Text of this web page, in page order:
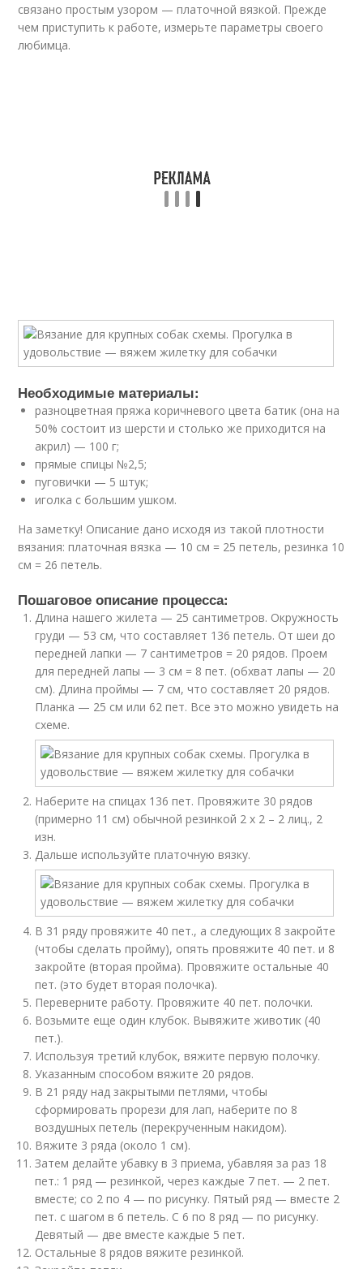
связано простым узором — платочной вязкой. Прежде
чем приступить к работе, измерьте параметры своего
любимца.
Необходимые материалы:
разноцветная пряжа коричневого цвета батик (она на
50% состоит из шерсти и столько же приходится на
акрил) — 100 г;
прямые спицы №2,5;
пуговички — 5 штук;
иголка с большим ушком.
На заметку! Описание дано исходя из такой плотности
вязания: платочная вязка — 10 см = 25 петель, резинка 10
см = 26 петель.
Пошаговое описание процесса:
Длина нашего жилета — 25 сантиметров. Окружность
груди — 53 см, что составляет 136 петель. От шеи до
передней лапки — 7 сантиметров = 20 рядов. Проем
для передней лапы — 3 см = 8 пет. (обхват лапы — 20
см). Длина проймы — 7 см, что составляет 20 рядов.
Планка — 25 см или 62 пет. Все это можно увидеть на
схеме.
Наберите на спицах 136 пет. Провяжите 30 рядов
(примерно 11 см) обычной резинкой 2 х 2 – 2 лиц., 2
изн.
Дальше используйте платочную вязку.
В 31 ряду провяжите 40 пет., а следующих 8 закройте
(чтобы сделать пройму), опять провяжите 40 пет. и 8
закройте (вторая пройма). Провяжите остальные 40
пет. (это будет вторая полочка).
Переверните работу. Провяжите 40 пет. полочки.
Возьмите еще один клубок. Вывяжите животик (40
пет.).
Используя третий клубок, вяжите первую полочку.
Указанным способом вяжите 20 рядов.
В 21 ряду над закрытыми петлями, чтобы
сформировать прорези для лап, наберите по 8
воздушных петель (перекрученным накидом).
Вяжите 3 ряда (около 1 см).
Затем делайте убавку в 3 приема, убавляя за раз 18
пет.: 1 ряд — резинкой, через каждые 7 пет. — 2 пет.
вместе; со 2 по 4 — по рисунку. Пятый ряд — вместе 2
пет. с шагом в 6 петель. С 6 по 8 ряд — по рисунку.
Девятый — две вместе каждые 5 пет.
Остальные 8 рядов вяжите резинкой.